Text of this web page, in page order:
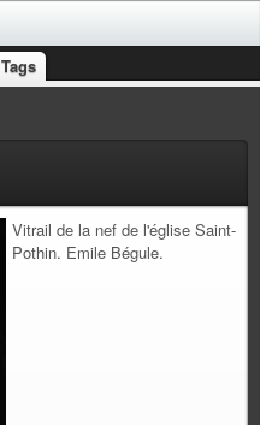
Tags
Vitrail de la nef de l'église Saint-
Pothin. Emile Bégule.